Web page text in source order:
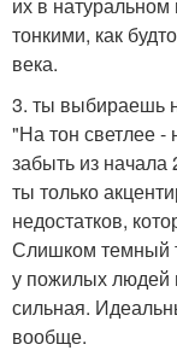
тонкими, как
века.
3. ты выбираешь
"На тон светлее -
забыть из
ты только
недостатков,
Слишком темный
у пожилых людей
сильная.
вообще.